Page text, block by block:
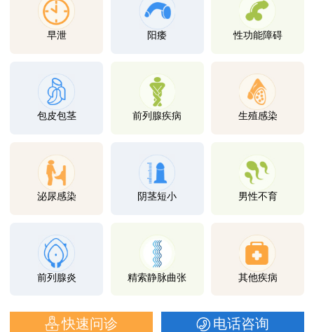
早泄 阳痿 性功能障碍
包皮包茎 前列腺疾病 生殖感染
泌尿感染 阴茎短小 男性不育
前列腺炎 精索静脉曲张 其他疾病
快速问诊 电话咨询